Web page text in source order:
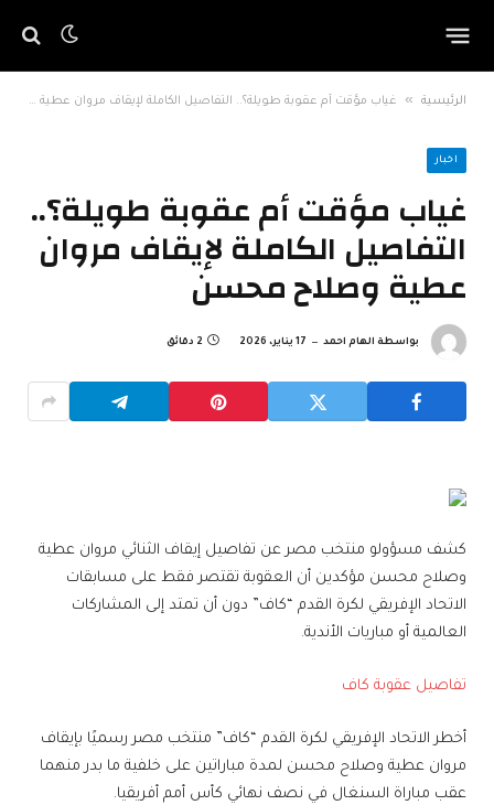
الرئيسية » غياب مؤقت أم عقوبة طويلة؟.. التفاصيل الكاملة لإيقاف مروان عطية وصلاح محسن
اخبار
غياب مؤقت أم عقوبة طويلة؟..
التفاصيل الكاملة لإيقاف مروان
عطية وصلاح محسن
بواسطة الهام احمد 17 يناير، 2026 2 دقائق
كشف مسؤولو منتخب مصر عن تفاصيل إيقاف الثنائي مروان عطية
وصلاح محسن مؤكدين أن العقوبة تقتصر فقط على مسابقات
الاتحاد الإفريقي لكرة القدم “كاف” دون أن تمتد إلى المشاركات
العالمية أو مباريات الأندية.
تفاصيل عقوبة كاف
أخطر الاتحاد الإفريقي لكرة القدم “كاف” منتخب مصر رسميًا بإيقاف
مروان عطية وصلاح محسن لمدة مباراتين على خلفية ما بدر منهما
عقب مباراة السنغال في نصف نهائي كأس أمم أفريقيا.